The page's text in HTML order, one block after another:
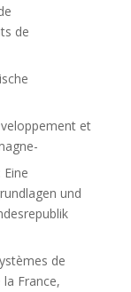
de
et
und
de
France,